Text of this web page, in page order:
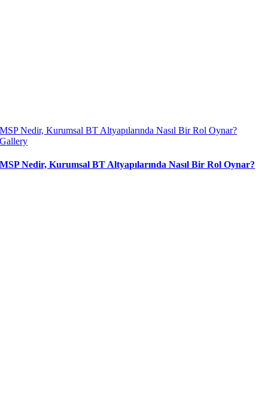
MSP Nedir, Kurumsal BT Altyapılarında Nasıl Bir Rol Oynar?
Gallery
MSP Nedir, Kurumsal BT Altyapılarında Nasıl Bir Rol Oynar?